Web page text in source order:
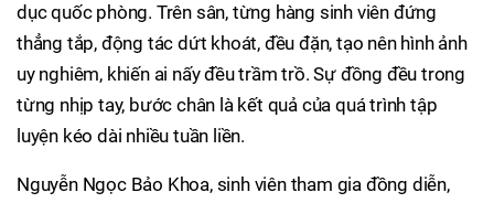
dục quốc phòng. Trên sân, từng hàng sinh viên đứng
thẳng tắp, động tác dứt khoát, đều đặn, tạo nên hình ảnh
uy nghiêm, khiến ai nấy đều trầm trồ. Sự đồng đều trong
từng nhịp tay, bước chân là kết quả của quá trình tập
luyện kéo dài nhiều tuần liền.
Nguyễn Ngọc Bảo Khoa, sinh viên tham gia đồng diễn,